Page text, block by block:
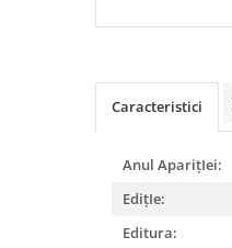
Caracteristici
Anul AparițIei:
EdițIe:
Editura: